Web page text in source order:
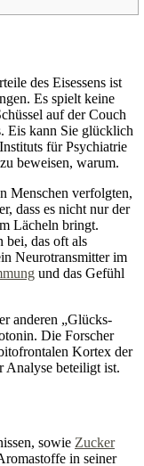
des Eisessens ist
Es spielt keine
auf der Couch
Eis kann Sie glücklich
für Psychiatrie
beweisen, warum.
Menschen verfolgten,
dass es nicht nur der
Lächeln bringt.
bei, das oft als
Neurotransmitter im
und das Gefühl
anderen „Glücks-
Die Forscher
Kortex der
Analyse beteiligt ist.
sowie Zucker
in seiner